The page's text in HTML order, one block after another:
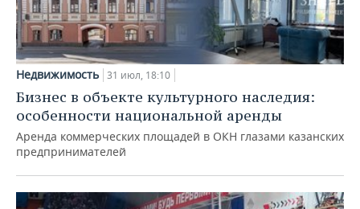
Недвижимость 31 июл, 18:10
Бизнес в объекте культурного наследия:
особенности национальной аренды
Аренда коммерческих площадей в ОКН глазами казанских
предпринимателей